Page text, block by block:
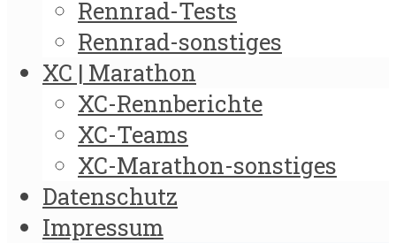
Rennrad-Tests
Rennrad-sonstiges
XC | Marathon
XC-Rennberichte
XC-Teams
XC-Marathon-sonstiges
Datenschutz
Impressum